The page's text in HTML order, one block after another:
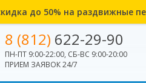
до 50% на раздвижные
8 (812) 622-29-90
ПН-ПТ 9:00-22:00, СБ-ВС 9:00-20:00
ПРИЕМ ЗАЯВОК 24/7